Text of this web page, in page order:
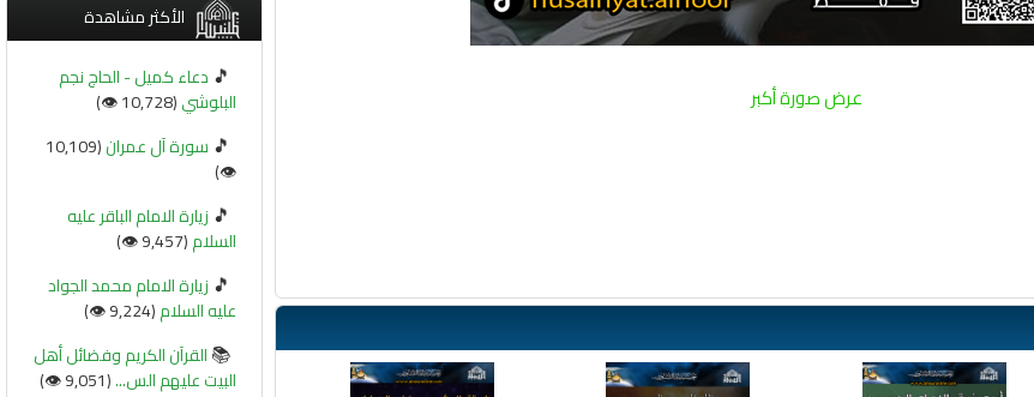
عرض صورة أكبر
الأكثر مشاهدة
🎵 دعاء كميل - الحاج نجم
البلوشي(10,728 👁️)
🎵 سورة آل عمران (10,109
👁️)
🎵 زيارة الامام الباقر عليه
السلام(9,457 👁️)
🎵 زيارة الامام محمد الجواد
عليه السلام(9,224 👁️)
📚القرآن الكريم وفضائل أهل
البيت عليهم الس...(9,051 👁️)